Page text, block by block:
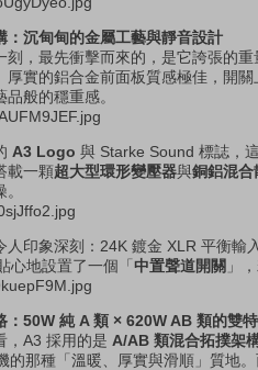
：沉甸甸的金屬工藝與靜音設計
刻，最先衝擊而來的，是它誇張的重
厚實的鋁合金前面板質感極佳，開
般的穩重感。
A3 Logo 與 Starke Sound 標誌，
載一顆超大型環形變壓器與銅鋁混合
人印象深刻：24K 鍍金 XLR 平衡輸
心地設置了一個「 中置聲道開關 」
：50W 純 A 類 × 620W AB 類的雙
，A3 採用的是 A/AB 類混合拓撲架
的那種「溫暖、厚實與滑順」質地